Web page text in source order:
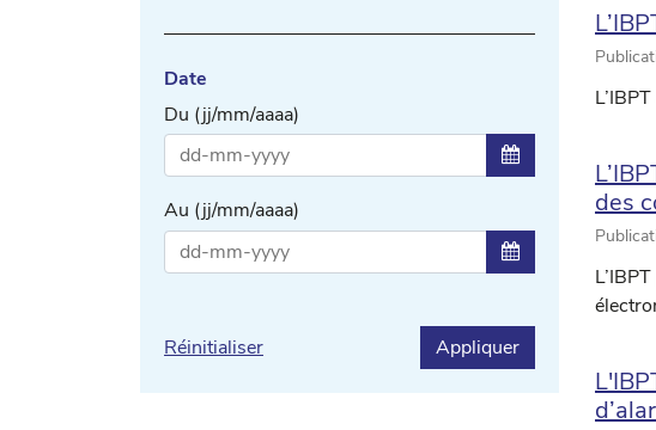
Date
Du (jj/mm/aaaa)
Sélectionner une
Au (jj/mm/aaaa)
Sélectionner une
Réinitialiser Appliquer
des